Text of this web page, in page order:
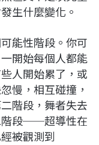
生什麼變化。
能性階段。你可
開始每個人都能
人開始累了，或
慢，相互碰撞，
階段，舞者失去
階段──超導性在
被觀測到